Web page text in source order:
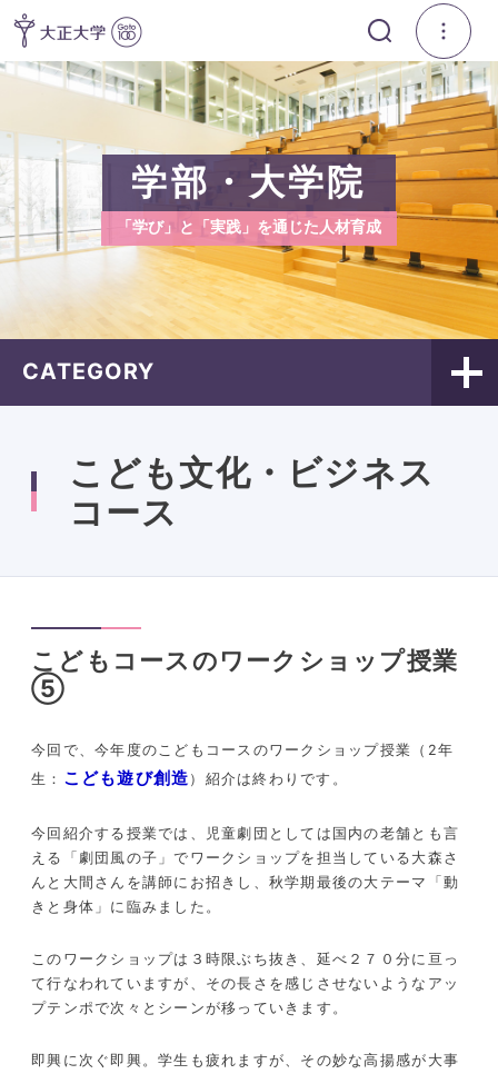
学部・大学院
「学び」と「実践」を通じた人材育成
CATEGORY
こども文化・ビジネス
コース
こどもコースのワークショップ授業
⑤
今回で、今年度のこどもコースのワークショップ授業（2年
生： こども遊び創造 ）紹介は終わりです。
今回紹介する授業では、児童劇団としては国内の老舗とも言
える「劇団風の子」でワークショップを担当している大森さ
んと大間さんを講師にお招きし、秋学期最後の大テーマ「動
きと身体」に臨みました。
このワークショップは３時限ぶち抜き、延べ２７０分に亘っ
て行なわれていますが、その長さを感じさせないようなアッ
プテンポで次々とシーンが移っていきます。
即興に次ぐ即興。学生も疲れますが、その妙な高揚感が大事